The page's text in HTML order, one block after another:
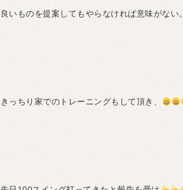
良いものを提案してもやらなければ意味がない。
きっちり家でのトレーニングもして頂き、